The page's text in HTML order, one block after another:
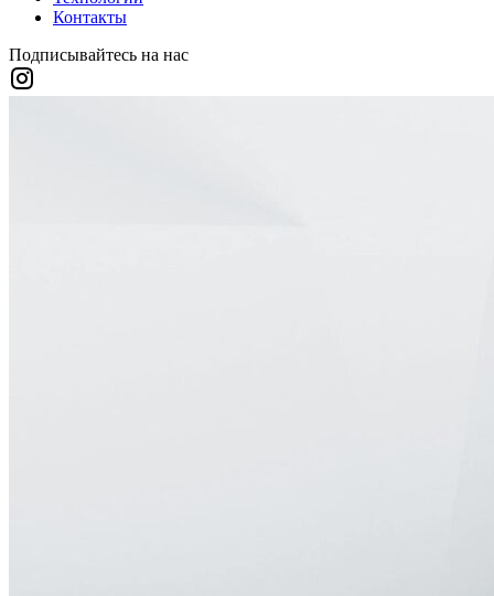
Контакты
Подписывайтесь на нас